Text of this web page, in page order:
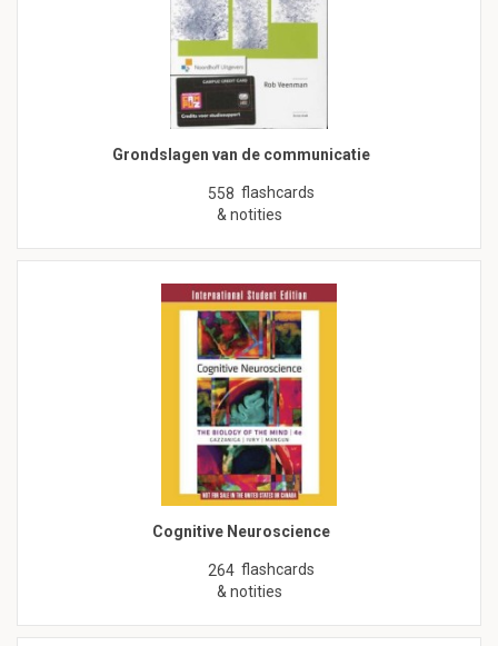
Grondslagen van de communicatie
558 flashcards
& notities
Cognitive Neuroscience
264 flashcards
& notities